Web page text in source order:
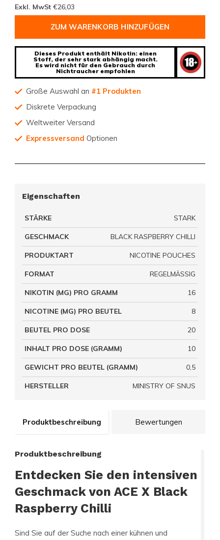
Exkl. MwSt €26,03
ZUM WARENKORB HINZUFÜGEN
Dieses Produkt enthält Nikotin: einen
Stoff, der sehr stark abhängig macht.
Es wird nicht für den Gebrauch durch
Nichtraucher empfohlen
Große Auswahl an #1 Produkten
Diskrete Verpackung
Weltweiter Versand
Expressversand Optionen
Produktbeschreibung Bewertungen
Produktbeschreibung
Entdecken Sie den intensiven
Geschmack von ACE X Black
Raspberry Chilli
Sind Sie auf der Suche nach einer kühnen und
Eigenschaften
STÄRKE STARK
GESCHMACK BLACK RASPBERRY CHILLI
PRODUKTART NICOTINE POUCHES
FORMAT REGELMÄSSIG
NIKOTIN (MG) PRO GRAMM 16
NICOTINE (MG) PRO BEUTEL 8
BEUTEL PRO DOSE 20
INHALT PRO DOSE (GRAMM) 10
GEWICHT PRO BEUTEL (GRAMM) 0,5
HERSTELLER MINISTRY OF SNUS